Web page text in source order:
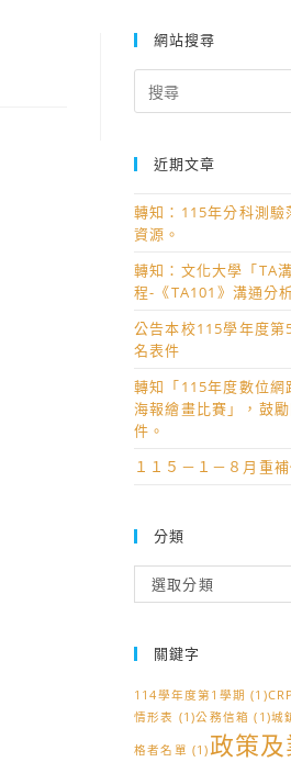
網站搜尋
for:
近期文章
轉知：115年分科測驗
資源。
轉知：文化大學「TA
程-《TA101》溝通分
公告本校115學年度第
名表件
轉知「115年度數位
海報繪畫比賽」，鼓
件。
１１５－１－８月重
分類
類
選取分類
關鍵字
114學年度第1學期 (1)
情形表 (1)公務信箱 (1)城
格者名單 (1)政策